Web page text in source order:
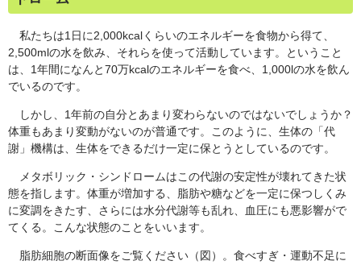
私たちは1日に2,000kcalくらいのエネルギーを食物から得て、
2,500mlの水を飲み、それらを使って活動しています。ということ
は、1年間になんと70万kcalのエネルギーを食べ、1,000lの水を飲ん
でいるのです。
しかし、1年前の自分とあまり変わらないのではないでしょうか？
体重もあまり変動がないのが普通です。このように、生体の「代
謝」機構は、生体をできるだけ一定に保とうとしているのです。
メタボリック・シンドロームはこの代謝の安定性が壊れてきた状
態を指します。体重が増加する、脂肪や糖などを一定に保つしくみ
に変調をきたす、さらには水分代謝等も乱れ、血圧にも悪影響がで
てくる。こんな状態のことをいいます。
脂肪細胞の断面像をご覧ください（図）。食べすぎ・運動不足に